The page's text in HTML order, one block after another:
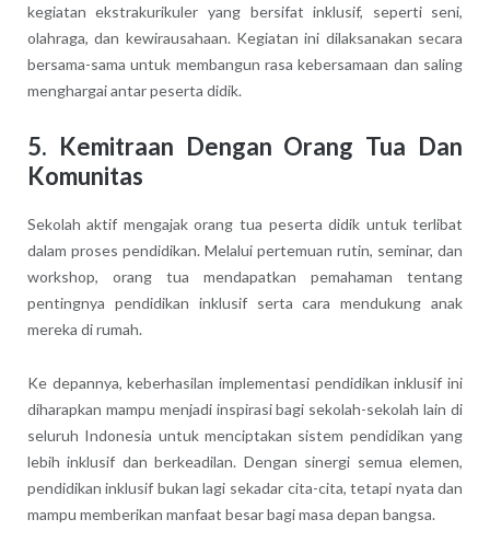
kegiatan ekstrakurikuler yang bersifat inklusif, seperti seni,
olahraga, dan kewirausahaan. Kegiatan ini dilaksanakan secara
bersama-sama untuk membangun rasa kebersamaan dan saling
menghargai antar peserta didik.
5. Kemitraan Dengan Orang Tua Dan
Komunitas
Sekolah aktif mengajak orang tua peserta didik untuk terlibat
dalam proses pendidikan. Melalui pertemuan rutin, seminar, dan
workshop, orang tua mendapatkan pemahaman tentang
pentingnya pendidikan inklusif serta cara mendukung anak
mereka di rumah.
Ke depannya, keberhasilan implementasi pendidikan inklusif ini
diharapkan mampu menjadi inspirasi bagi sekolah-sekolah lain di
seluruh Indonesia untuk menciptakan sistem pendidikan yang
lebih inklusif dan berkeadilan. Dengan sinergi semua elemen,
pendidikan inklusif bukan lagi sekadar cita-cita, tetapi nyata dan
mampu memberikan manfaat besar bagi masa depan bangsa.